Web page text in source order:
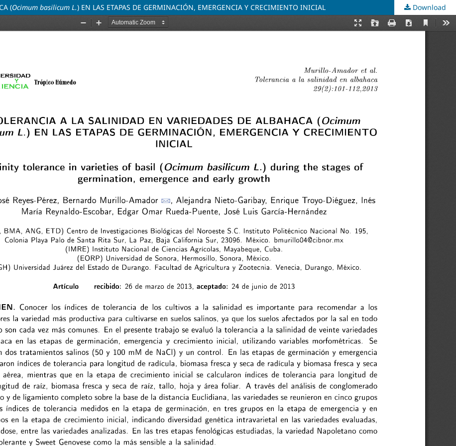
(Ocimum basilicum L.) EN LAS ETAPAS DE GERMINACIÓN, EMERGENCIA Y CRECIMIENTO INICIAL Download